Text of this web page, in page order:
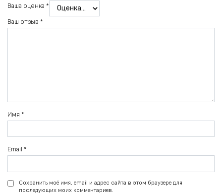
Ваша оценка *
Ваш отзыв *
Имя *
Email *
Сохранить моё имя, email и адрес сайта в этом браузере для
последующих моих комментариев.